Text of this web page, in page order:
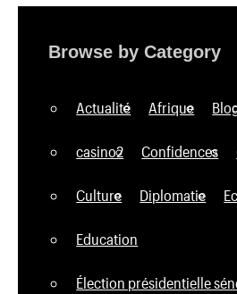
Browse by Category
Actualité Afrique
casino2 Confidences
Culture Diplomatie
Education
Élection présidentielle